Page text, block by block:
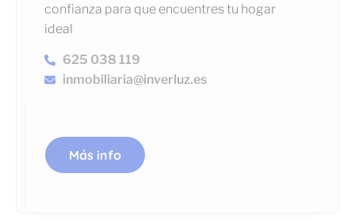
confianza para que encuentres tu hogar
ideal
625 038 119
inmobiliaria@inverluz.es
Más info